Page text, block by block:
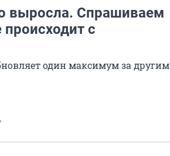
выросла. Спрашиваем
с
один максимум за другим